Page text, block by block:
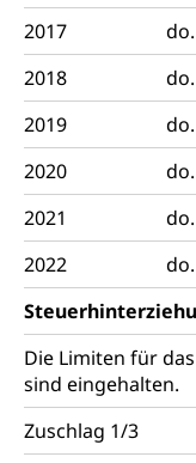
2017
do.
2018
do.
2019
do.
2020
do.
2021
do.
2022
do.
Die Limiten für
sind eingehalten.
Zuschlag 1/3